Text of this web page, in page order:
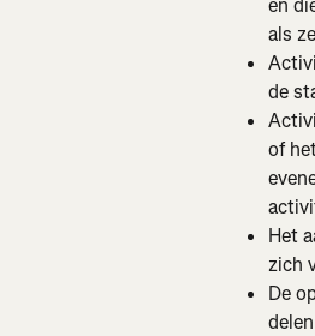
en
als
de
of
Het
zich
De